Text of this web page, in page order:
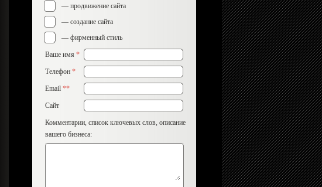
— продвижение сайта
— создание сайта
— фирменный стиль
Ваше имя *
Телефон *
Email **
Сайт
Комментарии, список ключевых слов, описание
вашего бизнеса: